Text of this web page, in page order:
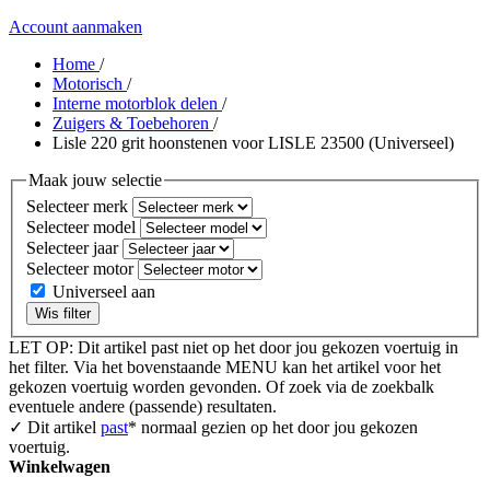
Account aanmaken
Home /
Motorisch /
Interne motorblok delen /
Zuigers & Toebehoren /
Lisle 220 grit hoonstenen voor LISLE 23500 (Universeel)
Maak jouw selectie
Selecteer merk
Selecteer model
Selecteer jaar
Selecteer motor
Universeel aan
Wis filter
LET OP: Dit artikel past niet op het door jou gekozen voertuig in
het filter. Via het bovenstaande MENU kan het artikel voor het
gekozen voertuig worden gevonden. Of zoek via de zoekbalk
eventuele andere (passende) resultaten.
✓ Dit artikel past* normaal gezien op het door jou gekozen
voertuig.
Winkelwagen